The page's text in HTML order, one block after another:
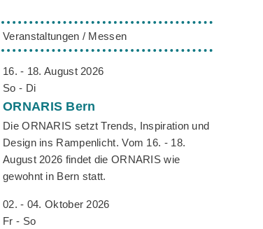
Veranstaltungen / Messen
16. - 18. August 2026
So - Di
ORNARIS Bern
Die ORNARIS setzt Trends, Inspiration und
Design ins Rampenlicht. Vom 16. - 18.
August 2026 findet die ORNARIS wie
gewohnt in Bern statt.
02. - 04. Oktober 2026
Fr - So